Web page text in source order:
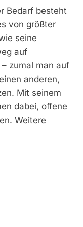
Bedarf besteht
von größter
seine
auf
zumal man auf
anderen,
Mit seinem
dabei, offene
Weitere